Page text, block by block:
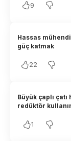
9
Hassas
güç katmak
22
Büyük çaplı
redüktör
1